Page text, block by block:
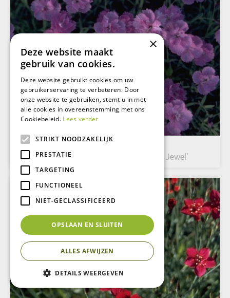
Dianthus gratianopolitanus 'Pink Jewel'
×
Deze website maakt
gebruik van cookies.
Deze website gebruikt cookies om uw
gebruikerservaring te verbeteren. Door
onze website te gebruiken, stemt u in met
alle cookies in overeenstemming met ons
Cookiebeleid. Lees verder
STRIKT NOODZAKELIJK
PRESTATIE
TARGETING
FUNCTIONEEL
NIET-GECLASSIFICEERD
OPSLAAN EN SLUITEN
ALLES AFWIJZEN
DETAILS WEERGEVEN